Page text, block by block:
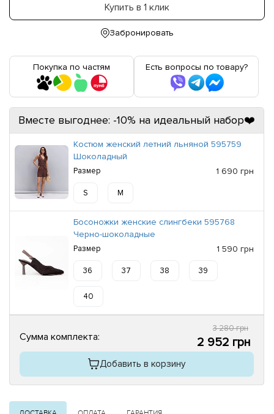
Купить в 1 клик
Забронировать
Покупка по частям Есть вопросы по товару?
Вместе выгоднее: -10% на идеальный набор❤️
Костюм женский летний льняной 595759
Шоколадный
Размер 1 690 грн
S M
Босоножки женские слингбеки 595768
Черно-шоколадные
Размер 1 590 грн
36 37 38 39
40
Сумма комплекта:
3 280 грн
2 952 грн
Добавить в корзину